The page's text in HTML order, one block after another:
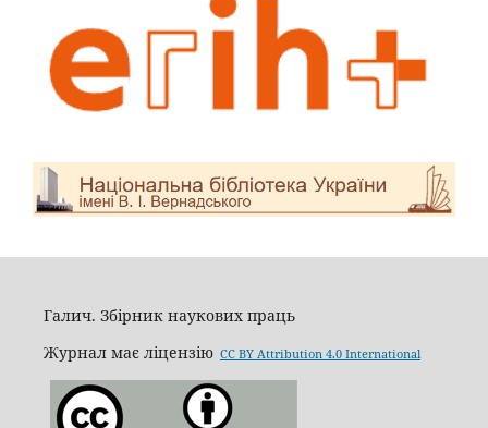
Галич. Збірник наукових праць
Журнал має ліцензію CC BY Attribution 4.0 International